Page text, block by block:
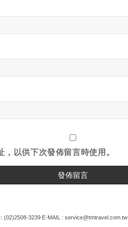
以供下次發佈留言時使用。
(02)2508-3239 E-MAIL : service@tmtravel.com.tw